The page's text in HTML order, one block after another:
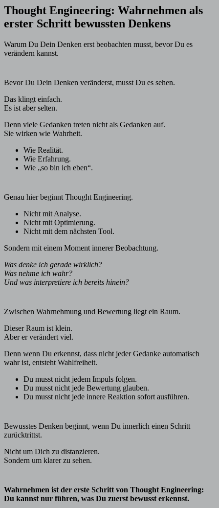
Thought Engineering: Wahrnehmen als
erster Schritt bewussten Denkens
Warum Du Dein Denken erst beobachten musst, bevor Du es
verändern kannst.
Bevor Du Dein Denken veränderst, musst Du es sehen.
Das klingt einfach.
Es ist aber selten.
Denn viele Gedanken treten nicht als Gedanken auf.
Sie wirken wie Wahrheit.
Wie Realität.
Wie Erfahrung.
Wie „so bin ich eben“.
Genau hier beginnt Thought Engineering.
Nicht mit Analyse.
Nicht mit Optimierung.
Nicht mit dem nächsten Tool.
Sondern mit einem Moment innerer Beobachtung.
Was denke ich gerade wirklich?
Was nehme ich wahr?
Und was interpretiere ich bereits hinein?
Zwischen Wahrnehmung und Bewertung liegt ein Raum.
Dieser Raum ist klein.
Aber er verändert viel.
Denn wenn Du erkennst, dass nicht jeder Gedanke automatisch
wahr ist, entsteht Wahlfreiheit.
Du musst nicht jedem Impuls folgen.
Du musst nicht jede Bewertung glauben.
Du musst nicht jede innere Reaktion sofort ausführen.
Bewusstes Denken beginnt, wenn Du innerlich einen Schritt
zurücktrittst.
Nicht um Dich zu distanzieren.
Sondern um klarer zu sehen.
Wahrnehmen ist der erste Schritt von Thought Engineering:
Du kannst nur führen, was Du zuerst bewusst erkennst.